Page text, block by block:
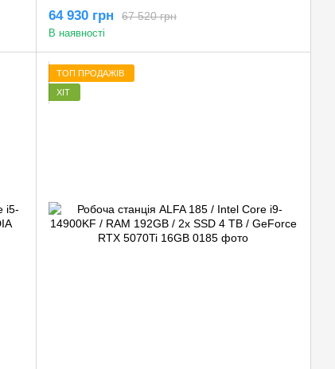
67 520 грн
64 930 грн
В наявності
ТОП ПРОДАЖІВ
ХІТ